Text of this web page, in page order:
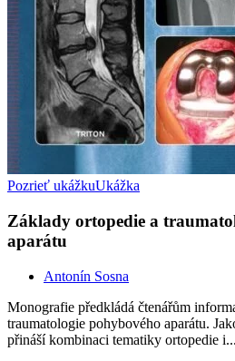
Pozrieť ukážkuUkážka
Základy ortopedie a
aparátu
Antonín Sosna
Monografie předkládá čtenářům
traumatologie pohybového aparátu.
přináší kombinaci tematiky ortopedie i...